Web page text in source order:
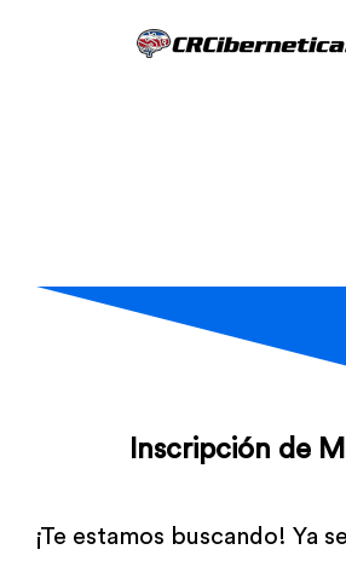
Inscripción de
¡Te estamos buscando! Ya